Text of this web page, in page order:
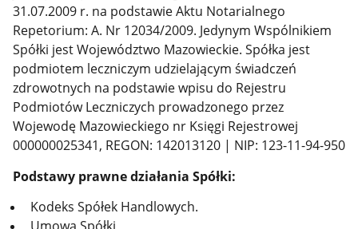
31.07.2009 r. na podstawie Aktu Notarialnego
Repetorium: A. Nr 12034/2009. Jedynym Wspólnikiem
Spółki jest Województwo Mazowieckie. Spółka jest
podmiotem leczniczym udzielającym świadczeń
zdrowotnych na podstawie wpisu do Rejestru
Podmiotów Leczniczych prowadzonego przez
Wojewodę Mazowieckiego nr Księgi Rejestrowej
000000025341, REGON: 142013120 | NIP: 123-11-94-950
Podstawy prawne działania Spółki:
Kodeks Spółek Handlowych.